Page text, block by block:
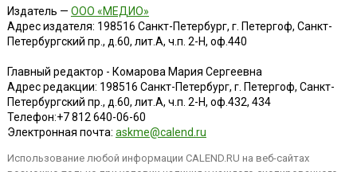
Издатель — ООО «МЕДИО»
Адрес издателя: 198516 Санкт-Петербург, г. Петергоф, Санкт-
Петербургский пр., д.60, лит.А, ч.п. 2-Н, оф.440
Главный редактор - Комарова Мария Сергеевна
Адрес редакции: 198516 Санкт-Петербург, г. Петергоф, Санкт-
Петербургский пр., д.60, лит.А, ч.п. 2-Н, оф.432, 434
Телефон:+7 812 640-06-60
Электронная почта: askme@calend.ru
Использование любой информации CALEND.RU на веб-сайтах